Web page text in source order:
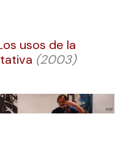
usos de la
(2003)